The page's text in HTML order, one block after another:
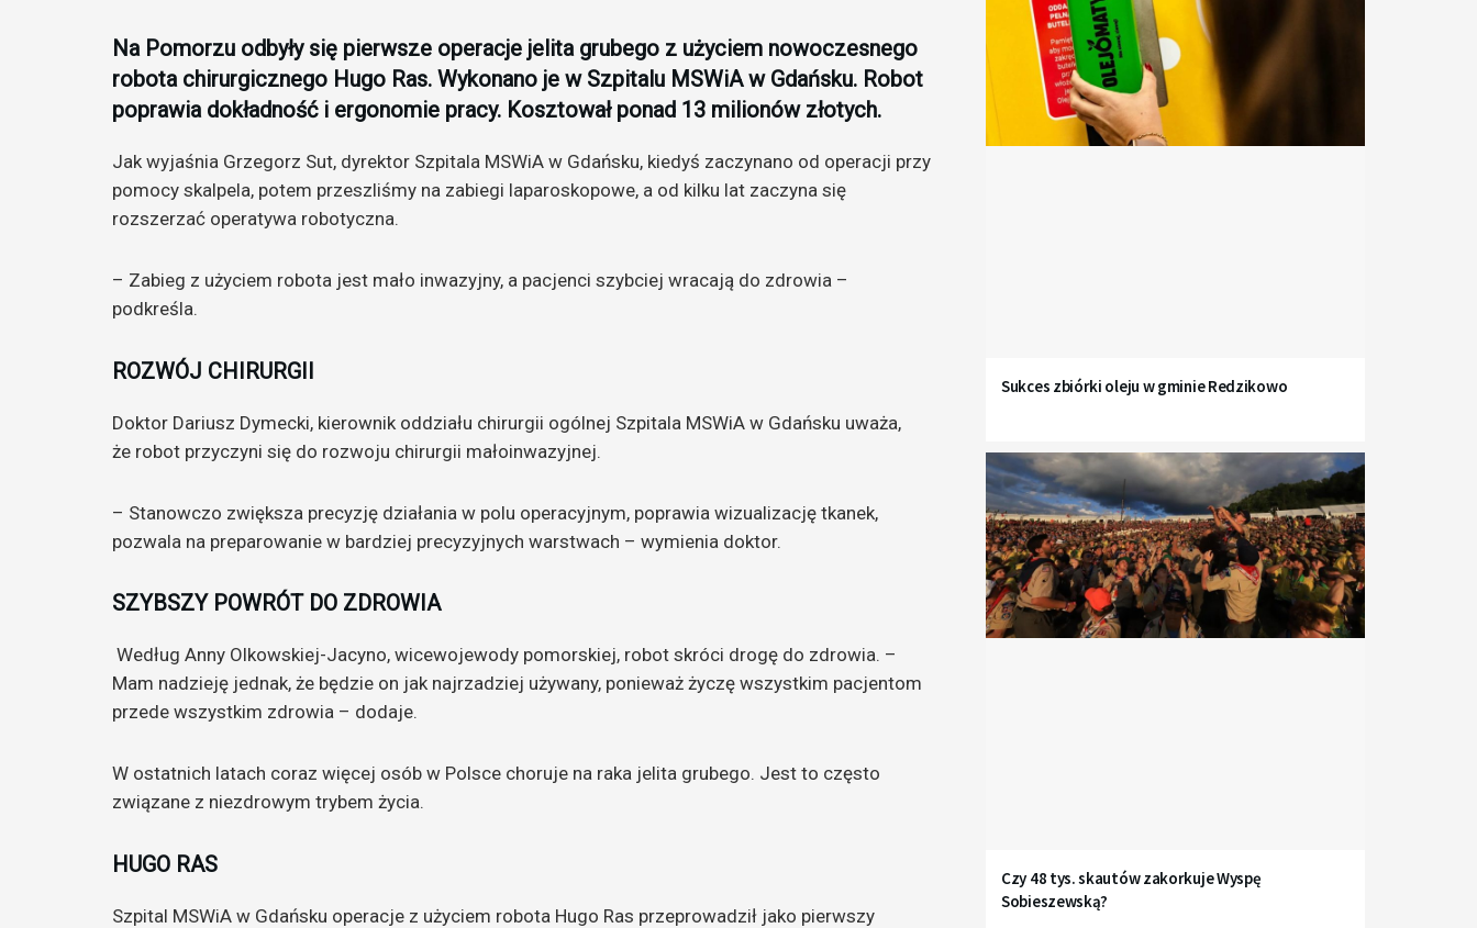
Na Pomorzu odbyły się pierwsze operacje jelita grubego z użyciem nowoczesnego
robota chirurgicznego Hugo Ras. Wykonano je w Szpitalu MSWiA w Gdańsku. Robot
poprawia dokładność i ergonomie pracy. Kosztował ponad 13 milionów złotych.
Jak wyjaśnia Grzegorz Sut, dyrektor Szpitala MSWiA w Gdańsku, kiedyś zaczynano od operacji przy
pomocy skalpela, potem przeszliśmy na zabiegi laparoskopowe, a od kilku lat zaczyna się
rozszerzać operatywa robotyczna.
– Zabieg z użyciem robota jest mało inwazyjny, a pacjenci szybciej wracają do zdrowia –
podkreśla.
ROZWÓJ CHIRURGII
Doktor Dariusz Dymecki, kierownik oddziału chirurgii ogólnej Szpitala MSWiA w Gdańsku uważa,
że robot przyczyni się do rozwoju chirurgii małoinwazyjnej.
– Stanowczo zwiększa precyzję działania w polu operacyjnym, poprawia wizualizację tkanek,
pozwala na preparowanie w bardziej precyzyjnych warstwach – wymienia doktor.
SZYBSZY POWRÓT DO ZDROWIA
Według Anny Olkowskiej-Jacyno, wicewojewody pomorskiej, robot skróci drogę do zdrowia. –
Mam nadzieję jednak, że będzie on jak najrzadziej używany, ponieważ życzę wszystkim pacjentom
przede wszystkim zdrowia – dodaje.
W ostatnich latach coraz więcej osób w Polsce choruje na raka jelita grubego. Jest to często
związane z niezdrowym trybem życia.
HUGO RAS
Szpital MSWiA w Gdańsku operacje z użyciem robota Hugo Ras przeprowadził jako pierwszy
Sukces zbiórki oleju w gminie Redzikowo
Czy 48 tys. skautów zakorkuje Wyspę
Sobieszewską?